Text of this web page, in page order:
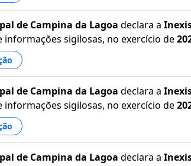
de Campina da Lagoa declara a
informações sigilosas, no exercício de
de Campina da Lagoa declara a
informações sigilosas, no exercício de
de Campina da Lagoa declara a